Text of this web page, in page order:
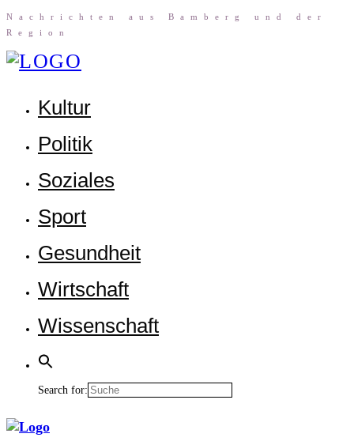
Nach­rich­ten aus Bam­berg und der
Region
Kul­tur
Poli­tik
Sozia­les
Sport
Gesund­heit
Wirt­schaft
Wis­sen­schaft
Search for: